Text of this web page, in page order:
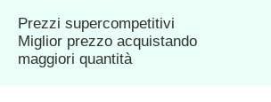
Prezzi supercompetitivi
Miglior prezzo acquistando
maggiori quantità